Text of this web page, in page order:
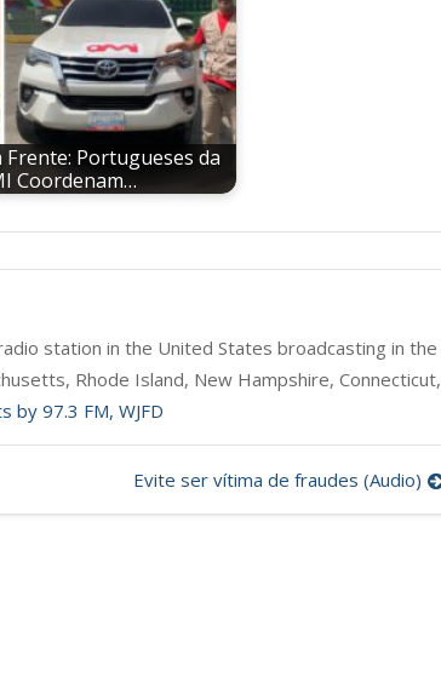
Frente: Portugueses da
Coordenam…
station in the United States broadcasting in the
Rhode Island, New Hampshire, Connecticut,
by 97.3 FM, WJFD
Evite ser vítima de fraudes (Audio)